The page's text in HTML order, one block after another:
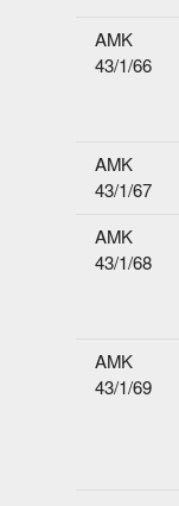
AMK
43/1/66
AMK
43/1/67
AMK
43/1/68
AMK
43/1/69